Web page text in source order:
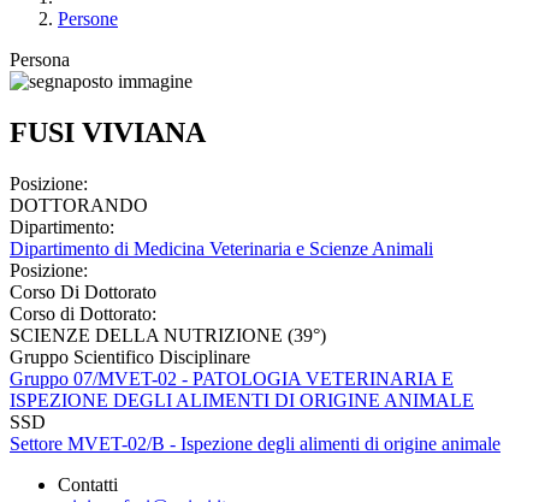
Persone
Persona
FUSI VIVIANA
Posizione:
DOTTORANDO
Dipartimento:
Dipartimento di Medicina Veterinaria e Scienze Animali
Posizione:
Corso Di Dottorato
Corso di Dottorato:
SCIENZE DELLA NUTRIZIONE (39°)
Gruppo Scientifico Disciplinare
Gruppo 07/MVET-02 - PATOLOGIA VETERINARIA E
ISPEZIONE DEGLI ALIMENTI DI ORIGINE ANIMALE
SSD
Settore MVET-02/B - Ispezione degli alimenti di origine animale
Contatti